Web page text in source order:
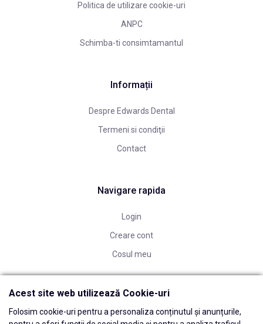
Politica de utilizare cookie-uri
ANPC
Schimba-ti consimtamantul
Informații
Despre Edwards Dental
Termeni si condiţii
Contact
Navigare rapida
Login
Creare cont
Cosul meu
Acest site web utilizează Cookie-uri
Folosim cookie-uri pentru a personaliza conținutul și anunțurile,